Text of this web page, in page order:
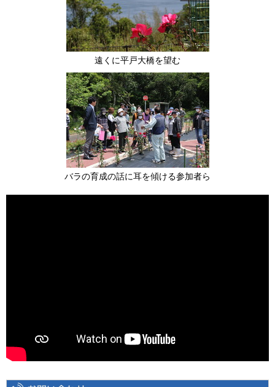
遠くに平戸大橋を望む
バラの育成の話に耳を傾ける参加者ら